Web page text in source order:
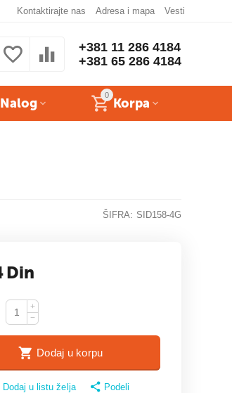
Kontaktirajte nas Adresa i mapa Vesti
+381 11 286 4184
+381 65 286 4184
0
Korpa
Nalog
ŠIFRA: SID158-4G
Din
+
−
Dodaj u korpu
Dodaj u listu želja Podeli